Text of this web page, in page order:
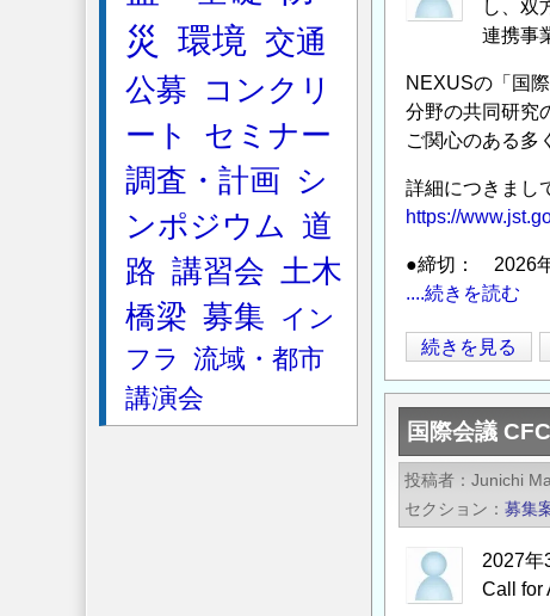
ィ
ブ、
キ
リ
バ
マ
ー
シ
ャ
ル、
ツ
バ
ル
――
工
島
し、双
連携事
NEXUSの「国
分野の共同研究
ご関心のある多
詳細につきまし
https://
●締切： 2026
....続きを読む
JST
日
ASEAN
科
学
術・
イ
ノ
続きを見る
国際会議
投稿者 Junichi
セクション
募集
2027年
Call for
災
環境 交通
公募
コンクリ
ート
セミナー
調査・計画
シ
ンポジウム 道
路 講習会 土木
橋梁 募集
イン
フラ
流域・都市
講演会